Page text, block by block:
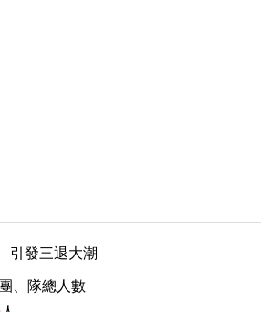
引發三退大潮
、隊總人數